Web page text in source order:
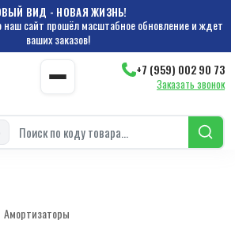
ВИД - НОВАЯ ЖИЗНЬ!
сайт прошёл масштабное обновление и ждет
ваших заказов!
+7 (959) 002 90 73
Заказать звонок
Амортизаторы